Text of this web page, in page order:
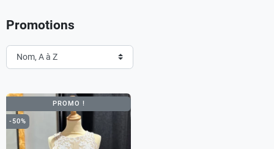
Promotions
PROMO !
-50%